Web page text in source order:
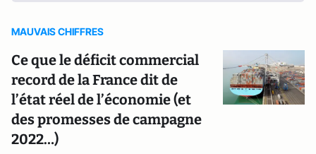
MAUVAIS CHIFFRES
Ce que le déficit commercial
record de la France dit de
l’état réel de l’économie (et
des promesses de campagne
2022…)